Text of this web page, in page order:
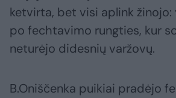
ketvirta, bet visi aplink žinojo:
po fechtavimo rungties, kur
neturėjo didesnių varžovų.
B.Oniščenka puikiai pradėjo